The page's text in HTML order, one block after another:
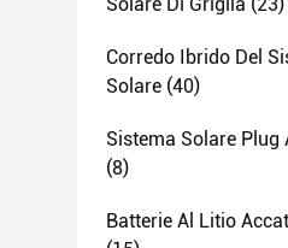
Corredo Ibrido Del
Solare (40)
Sistema Solare Plug
(8)
Batterie Al Litio